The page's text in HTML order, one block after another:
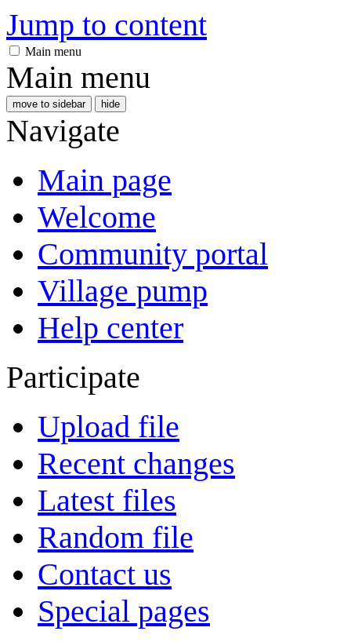
Jump to content
Main menu
Main menu
move to sidebar hide
Navigate
Main page
Welcome
Community portal
Village pump
Help center
Participate
Upload file
Recent changes
Latest files
Random file
Contact us
Special pages